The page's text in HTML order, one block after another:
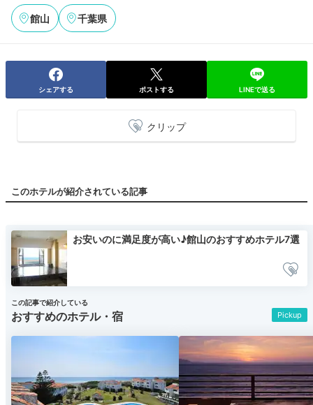
館山 千葉県
シェアする ポストする LINEで送る
クリップ
このホテルが紹介されている記事
お安いのに満足度が高い♪館山のおすすめホテル7選
Pickup
この記事で紹介している
おすすめのホテル・宿